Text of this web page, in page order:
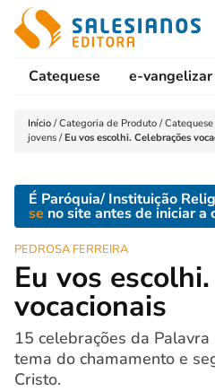
Catequese e-vangelizar
Início /Categoria de Produto /
jovens /Eu vos escolhi. Celebrações
É Paróquia/ Instituição
se no site antes de iniciar a
PEDROSA FERREIRA
Eu vos
vocacionais
15 celebrações da
tema do chamamento e
Cristo.